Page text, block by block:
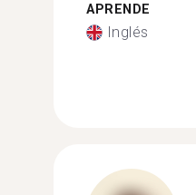
APRENDE
Inglés